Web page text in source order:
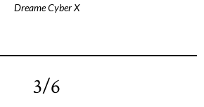
Dreame Cyber X
3/6